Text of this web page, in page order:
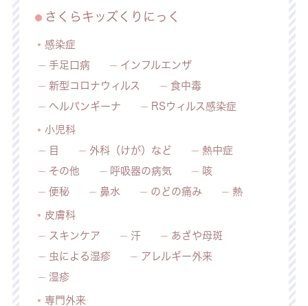
さくらキッズくりにっく
感染症
手足口病
インフルエンザ
新型コロナウィルス
食中毒
ヘルパンギーナ
RSウィルス感染症
小児科
目
外科（けが）など
熱中症
その他
呼吸器の病気
咳
便秘
鼻水 のどの痛み 熱
皮膚科
スキンケア
汗
あざや母斑
虫による湿疹
アレルギー外来
湿疹
専門外来